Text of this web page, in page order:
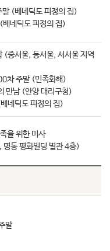
(베네딕도 피정의 집)
네딕도 피정의 집)
중서울, 동서울, 서서울 지역
주말 (민족화해)
만남 (안양 대리구청)
네딕도 피정의 집)
을 위한 미사
명동 평화빌딩 별관 4층)
말